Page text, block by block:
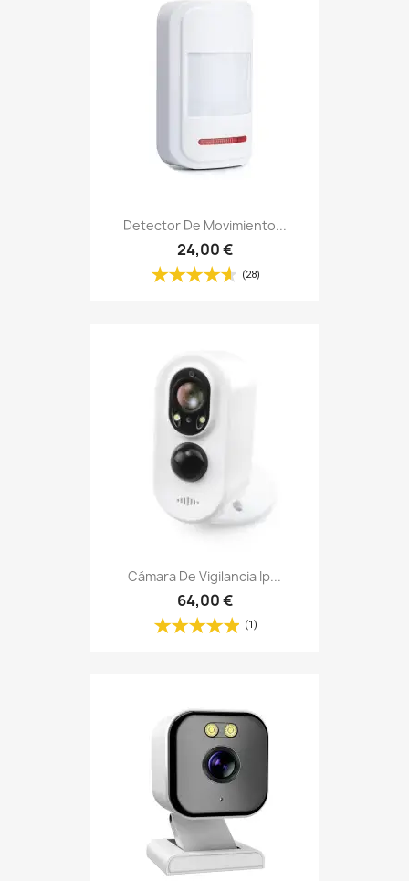
Detector De Movimiento...
24,00 €
(28)
Cámara De Vigilancia Ip...
64,00 €
(1)